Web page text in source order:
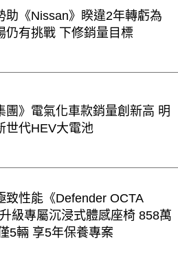
助《Nissan》睽違2年轉虧為
仍有挑戰 下修銷量目標
團》電氣化車款銷量創新高 明
世代HEV大電池
致性能《Defender OCTA
級專屬沉浸式體感座椅 858萬
5輛 享5年保養專案